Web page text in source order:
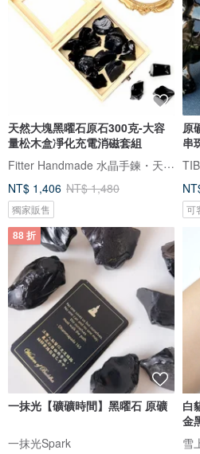
天然大塊黑曜石原石300克-大容
量松木盒凈化充電消磁套組
Fitter Handmade 水晶手鍊・天然礦石
NT$ 1,406 NT$ 1,480
獨家販售
原
串
品
可
88 折
一抹光【礦礦時間】黑曜石 原礦
一抹光Spark
白
金
雪